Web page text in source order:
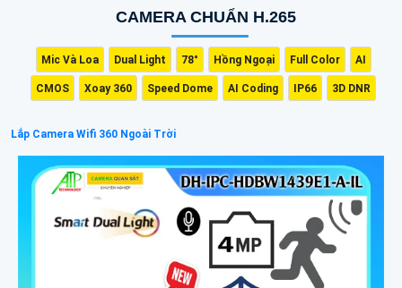
CAMERA CHUẨN H.265
Mic Và Loa Dual Light 78° Hồng Ngoại Full Color AI
CMOS Xoay 360 Speed Dome AI Coding IP66 3D DNR
Lắp Camera Wifi 360 Ngoài Trời